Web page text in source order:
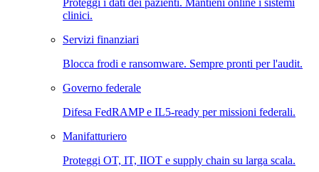
Proteggi i dati dei pazienti. Mantieni online i sistemi
clinici.
Servizi finanziari
Blocca frodi e ransomware. Sempre pronti per l'audit.
Governo federale
Difesa FedRAMP e IL5-ready per missioni federali.
Manifatturiero
Proteggi OT, IT, IIOT e supply chain su larga scala.